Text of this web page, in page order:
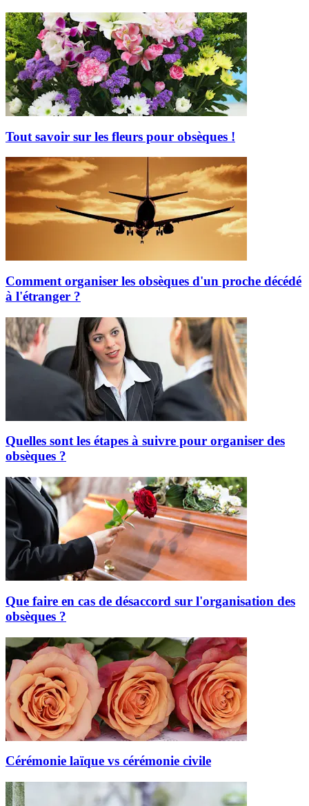
Tout savoir sur les fleurs pour obsèques !
Comment organiser les obsèques d'un proche décédé
à l'étranger ?
Quelles sont les étapes à suivre pour organiser des
obsèques ?
Que faire en cas de désaccord sur l'organisation des
obsèques ?
Cérémonie laïque vs cérémonie civile